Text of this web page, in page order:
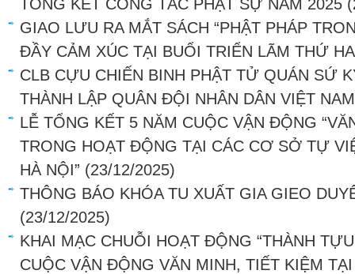
TỔNG KẾT CÔNG TÁC PHẬT SỰ NĂM 2025
GIAO LƯU RA MẮT SÁCH “PHẬT PHÁP
ĐẦY CẢM XÚC TẠI BUỔI TRIỂN LÃM THỨ
CLB CỰU CHIẾN BINH PHẬT TỬ QUÁN SỨ
THÀNH LẬP QUÂN ĐỘI NHÂN DÂN VIỆT NAM
LỄ TỔNG KẾT 5 NĂM CUỘC VẬN ĐỘNG
TRONG HOẠT ĐỘNG TẠI CÁC CƠ SỞ TỰ
HÀ NỘI” (23/12/2025)
THÔNG BÁO KHÓA TU XUẤT GIA GIEO
(23/12/2025)
KHAI MẠC CHUỖI HOẠT ĐỘNG “THÀNH
CUỘC VẬN ĐỘNG VĂN MINH, TIẾT KIỆM